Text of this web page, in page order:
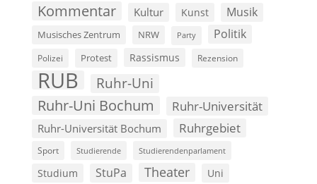
Kommentar Kultur Kunst Musik
Musisches Zentrum NRW Party Politik
Polizei Protest Rassismus Rezension
RUB Ruhr-Uni
Ruhr-Uni Bochum Ruhr-Universität
Ruhr-Universität Bochum Ruhrgebiet
Sport Studierende Studierendenparlament
Studium StuPa Theater Uni